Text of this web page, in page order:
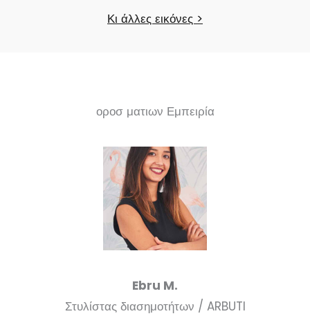
Κι άλλες εικόνες >
οροσ ματιων Εμπειρία
Ebru M.
Στυλίστας διασημοτήτων / ARBUTI